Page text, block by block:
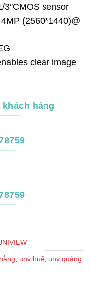
3″CMOS sensor
(2560*1440)@
clear image
khách hàng
unv huế unv quảng